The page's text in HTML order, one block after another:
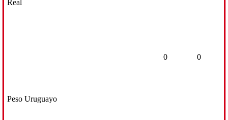
Real
Peso Uruguayo
0 0